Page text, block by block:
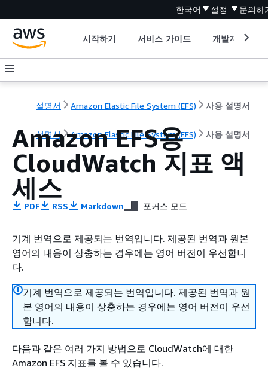
한국어 설정 문의하
시작하기 서비스 가이드 개발자 도구
설명서 Amazon Elastic File System (EFS) 사용 설명서
설명서 Amazon Elastic File System (EFS) 사용 설명서
Amazon EFS용
CloudWatch 지표 액
세스
PDF RSS Markdown 포커스 모드
기계 번역으로 제공되는 번역입니다. 제공된 번역과 원본
영어의 내용이 상충하는 경우에는 영어 버전이 우선합니
다.
기계 번역으로 제공되는 번역입니다. 제공된 번역과 원
본 영어의 내용이 상충하는 경우에는 영어 버전이 우선
합니다.
다음과 같은 여러 가지 방법으로 CloudWatch에 대한
Amazon EFS 지표를 볼 수 있습니다.